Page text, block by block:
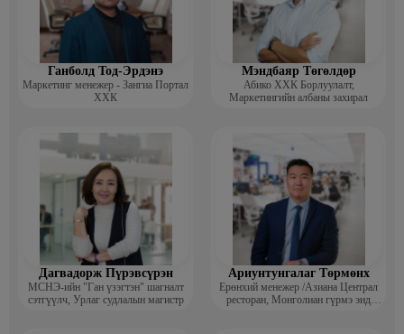
2019.11-2022.04 “НОМИН ХОЛДИНГ” ХХК / СУРГАЛТ
ХӨГЖЛИЙН ХЭЛТСИЙН ДАРГА
2018.2-2019.6 “НАНО ИНТЕРНЭЙШНЛ” ХХК / ХҮНИЙ
ХӨГЖЛИЙН АЛБАНЫ ДАРГА
2013-2017.6 “СКАЙ ХАЙПЕРМАРКЕТ” ХХК / ХҮНИЙ
НӨӨЦИЙН АЛБАНЫ ДАРГА
2012.8-2013.6 “СКАЙ ТРЕЙДИНГ” ХХК / ХҮНИЙ НӨӨЦИЙН
АХЛАХ МЕНЕЖЕР
2011.8-2012.8 “СКАЙ ТРЕЙДИНГ” ХХК / СУРГАЛТЫН
Ганболд Тод-Эрдэнэ
Маркетинг менежер - Зангиа Портал
ХХК
Мэндбаяр Төгөлдөр
Абико ХХК Борлуулалт,
Маркетингийн албаны захирал
Дагвадорж Пүрэвсүрэн
МСНЭ-ийн "Ган үзэгтэн" шагналт
сэтгүүлч, Урлаг судлалын магистр
Ариунтунгалаг Төрмөнх
Ерөнхий менежер /Азиана Централ
ресторан, Монголиан гүрмэ энд